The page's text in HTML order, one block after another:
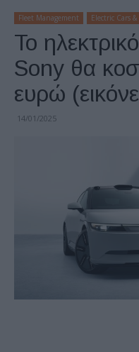
Fleet Management Electric Cars
Το
Sony θα
ευρώ
14/01/2025